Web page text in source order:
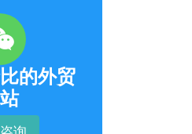
的外贸